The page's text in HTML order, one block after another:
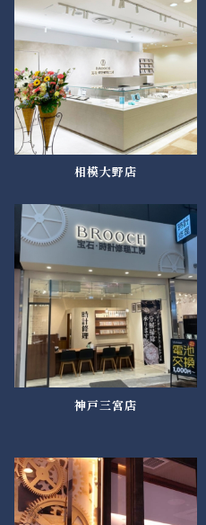
相模大野店
神戸三宮店